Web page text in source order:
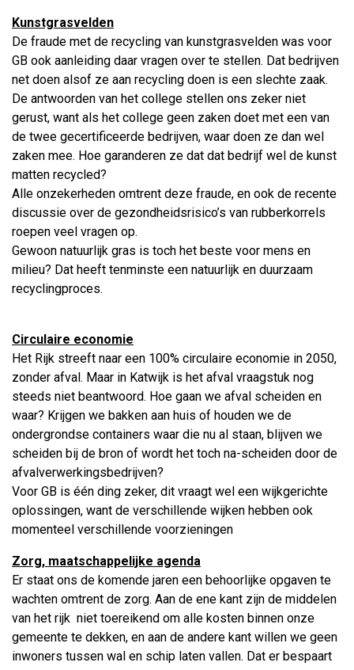
Kunstgrasvelden
De fraude met de recycling van kunstgrasvelden was voor
GB ook aanleiding daar vragen over te stellen. Dat bedrijven
net doen alsof ze aan recycling doen is een slechte zaak.
De antwoorden van het college stellen ons zeker niet
gerust, want als het college geen zaken doet met een van
de twee gecertificeerde bedrijven, waar doen ze dan wel
zaken mee. Hoe garanderen ze dat dat bedrijf wel de kunst
matten recycled?
Alle onzekerheden omtrent deze fraude, en ook de recente
discussie over de gezondheidsrisico’s van rubberkorrels
roepen veel vragen op.
Gewoon natuurlijk gras is toch het beste voor mens en
milieu? Dat heeft tenminste een natuurlijk en duurzaam
recyclingproces.
Circulaire economie
Het Rijk streeft naar een 100% circulaire economie in 2050,
zonder afval. Maar in Katwijk is het afval vraagstuk nog
steeds niet beantwoord. Hoe gaan we afval scheiden en
waar? Krijgen we bakken aan huis of houden we de
ondergrondse containers waar die nu al staan, blijven we
scheiden bij de bron of wordt het toch na-scheiden door de
afvalverwerkingsbedrijven?
Voor GB is één ding zeker, dit vraagt wel een wijkgerichte
oplossingen, want de verschillende wijken hebben ook
momenteel verschillende voorzieningen
Zorg, maatschappelijke agenda
Er staat ons de komende jaren een behoorlijke opgaven te
wachten omtrent de zorg. Aan de ene kant zijn de middelen
van het rijk niet toereikend om alle kosten binnen onze
gemeente te dekken, en aan de andere kant willen we geen
inwoners tussen wal en schip laten vallen. Dat er bespaart